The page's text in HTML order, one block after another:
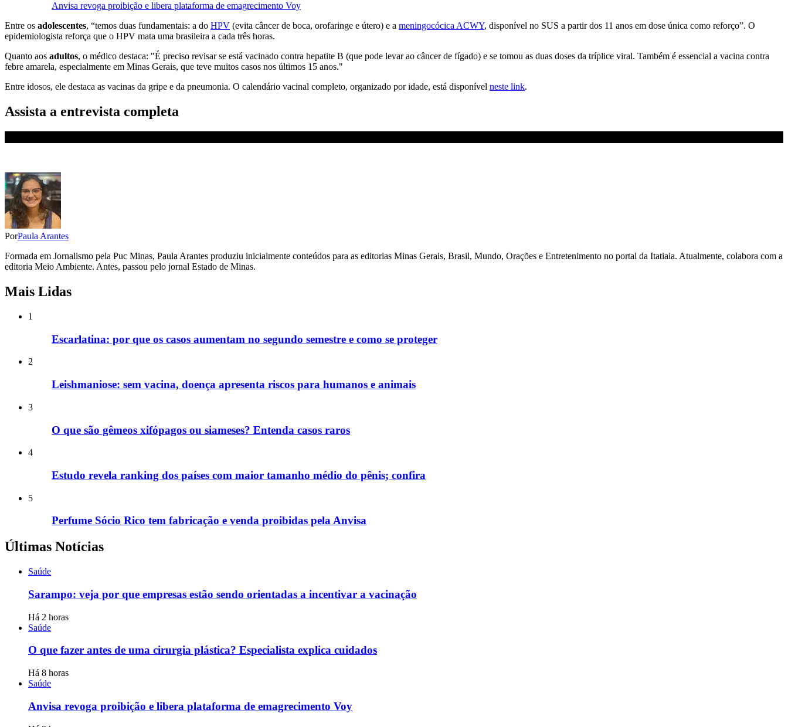
Anvisa revoga proibição e libera plataforma de emagrecimento Voy
Entre os adolescentes, “temos duas fundamentais: a do HPV (evita câncer de boca, orofaringe e útero) e a meningocócica ACWY, disponível no SUS a partir dos 11 anos em dose única como reforço”. O
epidemiologista reforça que o HPV mata uma brasileira a cada três horas.
Quanto aos adultos, o médico destaca: "É preciso revisar se está vacinado contra hepatite B (que pode levar ao câncer de fígado) e se tomou as duas doses da tríplice viral. Também é essencial a vacina contra
febre amarela, especialmente em Minas Gerais, que teve muitos casos nos últimos 15 anos."
Entre idosos, ele destaca as vacinas da gripe e da pneumonia. O calendário vacinal completo, organizado por idade, está disponível neste link.
Assista a entrevista completa
PorPaula Arantes
Formada em Jornalismo pela Puc Minas, Paula Arantes produziu inicialmente conteúdos para as editorias Minas Gerais, Brasil, Mundo, Orações e Entretenimento no portal da Itatiaia. Atualmente, colabora com a
editoria Meio Ambiente. Antes, passou pelo jornal Estado de Minas.
Mais Lidas
1
Escarlatina: por que os casos aumentam no segundo semestre e como se proteger
2
Leishmaniose: sem vacina, doença apresenta riscos para humanos e animais
3
O que são gêmeos xifópagos ou siameses? Entenda casos raros
4
Estudo revela ranking dos países com maior tamanho médio do pênis; confira
5
Perfume Sócio Rico tem fabricação e venda proibidas pela Anvisa
Últimas Notícias
Saúde
Sarampo: veja por que empresas estão sendo orientadas a incentivar a vacinação
Há 2 horas
Saúde
O que fazer antes de uma cirurgia plástica? Especialista explica cuidados
Há 8 horas
Saúde
Anvisa revoga proibição e libera plataforma de emagrecimento Voy